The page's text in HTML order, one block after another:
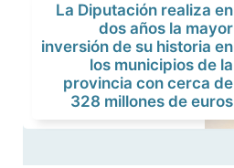
La Diputación realiza en
dos años la mayor
inversión de su historia en
los municipios de la
provincia con cerca de
328 millones de euros